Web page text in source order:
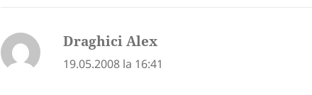
Draghici Alex
19.05.2008 la 16:41